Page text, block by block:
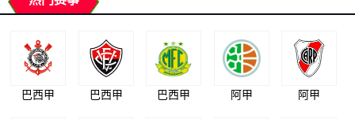
巴西甲 巴西甲 巴西甲 阿甲 阿甲